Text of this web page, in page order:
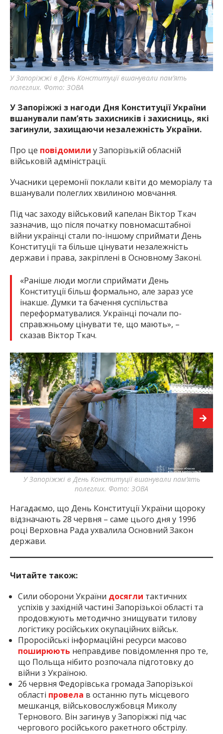
найважливішу інформацію про події
міста Запоріжжя та області.
У Запоріжжі в День Конституції вшанували пам’ять
полеглих. Фото: ЗОВА
У Запоріжжі з нагоди Дня Конституції України
вшанували пам’ять захисників і захисниць, які
загинули, захищаючи незалежність України.
Про це повідомили у Запорізькій обласній
військовій адміністрації.
Учасники церемонії поклали квіти до меморіалу та
вшанували полеглих хвилиною мовчання.
Під час заходу військовий капелан Віктор Ткач
зазначив, що після початку повномасштабної
війни українці стали по-іншому сприймати День
Конституції та більше цінувати незалежність
держави і права, закріплені в Основному Законі.
«Раніше люди могли сприймати День
Конституції більш формально, але зараз усе
інакше. Думки та бачення суспільства
переформатувалися. Українці почали по-
справжньому цінувати те, що мають», –
сказав Віктор Ткач.
У Запоріжжі в День Конституції вшанували пам’ять
полеглих. Фото: ЗОВА
Нагадаємо, що День Конституції України щороку
відзначають 28 червня – саме цього дня у 1996
році Верховна Рада ухвалила Основний Закон
держави.
Читайте також:
Сили оборони України досягли тактичних
успіхів у західній частині Запорізької області та
продовжують методично знищувати тилову
логістику російських окупаційних військ.
Проросійські інформаційні ресурси масово
поширюють неправдиве повідомлення про те,
що Польща нібито розпочала підготовку до
війни з Україною.
26 червня Федорівська громада Запорізької
області провела в останню путь місцевого
мешканця, військовослужбовця Миколу
Тернового. Він загинув у Запоріжжі під час
чергового російського ракетного обстрілу.